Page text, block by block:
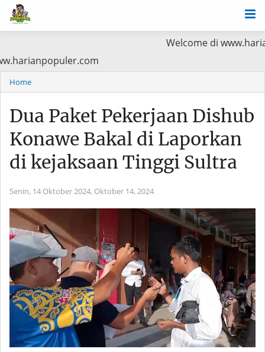
Welcome di
di www.harianpopuler.com
Home
Dua Paket Pekerjaan Dishub
Konawe Bakal di Laporkan
di kejaksaan Tinggi Sultra
Senin, 14 Oktober 2024, Oktober 14, 2024